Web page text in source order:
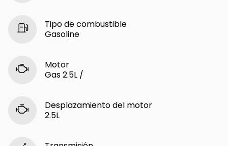
Tipo de combustible
Gasoline
Motor
Gas 2.5L /
Desplazamiento del motor
2.5L